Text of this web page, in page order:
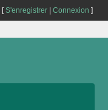
[S'enregistrer| Connexion ]